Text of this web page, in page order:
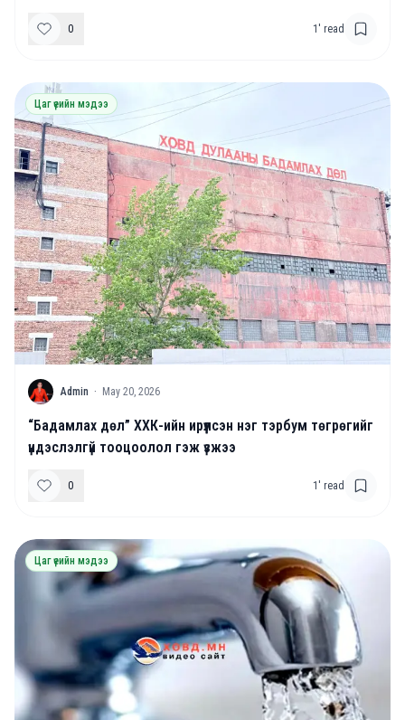
0 1 ' read
Цаг үеийн мэдээ
A Admin · May 20, 2026
“Бадамлах дөл” ХХК-ийн ирүүлсэн нэг тэрбум төгрөгийг
үндэслэлгүй тооцоолол гэж үзжээ
0 1 ' read
Цаг үеийн мэдээ